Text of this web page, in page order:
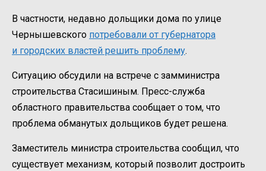
В частности, недавно дольщики дома по улице
Чернышевского потребовали от губернатора
и городских властей решить проблему.
Ситуацию обсудили на встрече с замминистра
строительства Стасишиным. Пресс-служба
областного правительства сообщает о том, что
проблема обманутых дольщиков будет решена.
Заместитель министра строительства сообщил, что
существует механизм, который позволит достроить